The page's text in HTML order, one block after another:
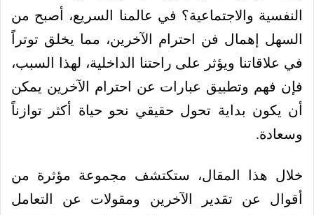
النفسية والاجتماعية؟ في عالمنا السريع، أصبح من
السهل إهمال فن احترام الآخرين، مما يخلق توتراً
في علاقاتنا ويؤثر على راحتنا الداخلية، لهذا السبب،
فإن فهم وتطبيق عبارات عن احترام الآخرين يمكن
أن يكون بداية تحول حقيقي نحو حياة أكثر توازناً
وسعادة.
خلال هذا المقال، ستكتشف مجموعة مؤثرة من
أقوال عن تقدير الآخرين ومقولات عن التعامل